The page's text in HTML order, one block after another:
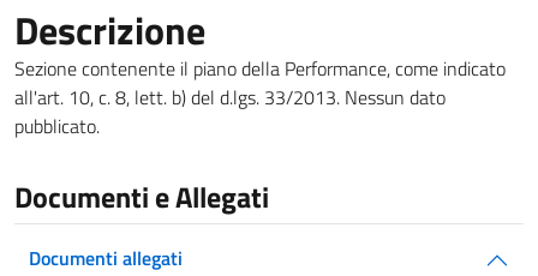
Descrizione
Sezione contenente il piano della Performance, come indicato
all'art. 10, c. 8, lett. b) del d.lgs. 33/2013. Nessun dato
pubblicato.
Documenti e Allegati
Documenti allegati